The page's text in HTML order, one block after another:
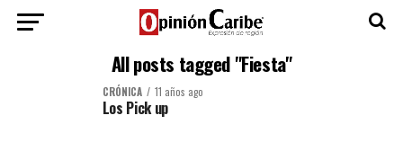
All posts tagged "Fiesta"
CRÓNICA 11 años ago
Los Pick up